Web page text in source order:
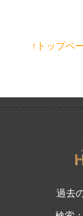
↑トップペ
過去